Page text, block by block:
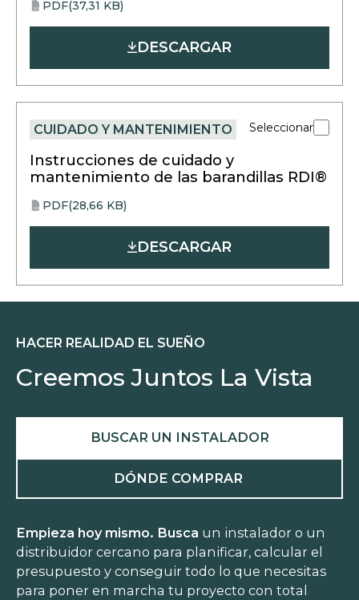
PDF PDF(37,31 KB)
opens
in
DESCARGAR
CUIDADO Y MANTENIMIENTO Seleccionar
Instrucciones de cuidado y
mantenimiento de las barandillas RDI®
PDF PDF(28,66 KB)
opens
in
DESCARGAR
HACER REALIDAD EL SUEÑO
Creemos Juntos La Vista
BUSCAR UN INSTALADOR
DÓNDE COMPRAR
Empieza hoy mismo. Busca un instalador o un
distribuidor cercano para planificar, calcular el
presupuesto y conseguir todo lo que necesitas
para poner en marcha tu proyecto con total